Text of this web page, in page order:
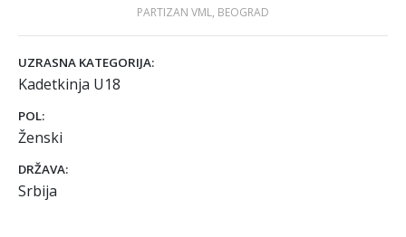
PARTIZAN VML, BEOGRAD
UZRASNA KATEGORIJA:
Kadetkinja U18
POL:
Ženski
DRŽAVA:
Srbija